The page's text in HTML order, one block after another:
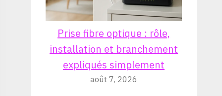
Prise fibre optique : rôle,
installation et branchement
expliqués simplement
août 7, 2026